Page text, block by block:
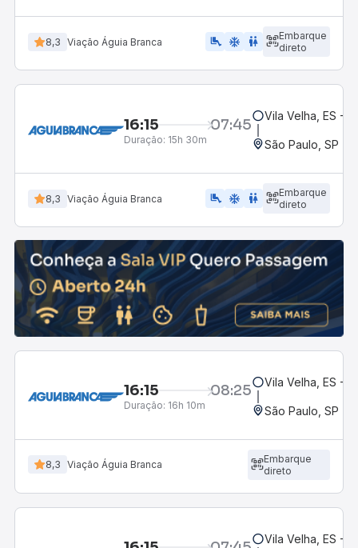
8,3 Viação Águia Branca airline_seat_legroom_extra ac_unit wc
Embarque
direto
16:15 07:45
Duração: 15h 30m
Vila Velha, ES -
São Paulo, SP -
8,3 Viação Águia Branca airline_seat_legroom_extra ac_unit wc
Embarque
direto
16:15 08:25
Duração: 16h 10m
Vila Velha, ES -
São Paulo, SP -
8,3 Viação Águia Branca
Embarque
direto
Vila Velha, ES -